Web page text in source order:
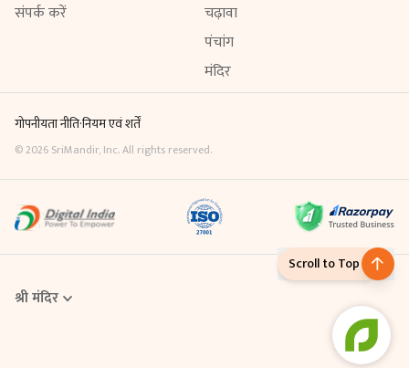
संपर्क करें
चढ़ावा
पंचांग
मंदिर
गोपनीयता नीति·नियम एवं शर्तें
©2026 SriMandir, Inc. All rights reserved.
श्री मंदिर
Online Puja एक डिजिटल सेवा है, जिसके माध्यम से आप घर बैठे ही मंदिर में विधि-
विधान से पूजा करवा सकते हैं। Sri Mandir App से आप अपनी श्रद्धा के अनुसार
Scroll to Top